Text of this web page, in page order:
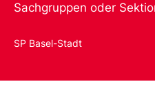
Sachgruppen oder
SP Basel-Stadt